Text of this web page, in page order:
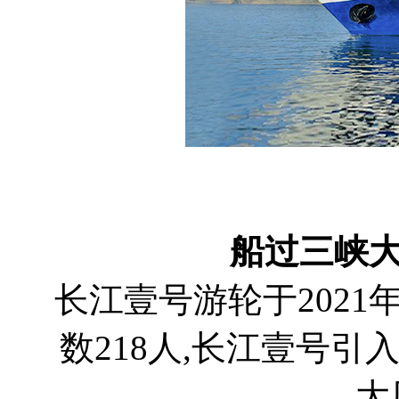
船过三峡
长江壹号游轮于2021
数218人,长江壹号引